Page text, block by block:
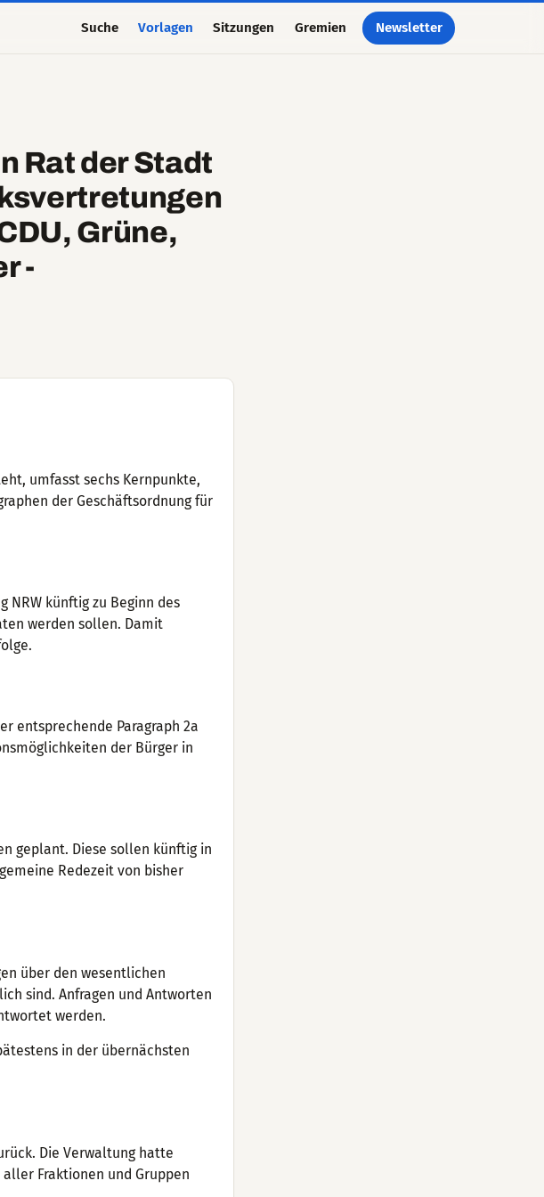
Suche Vorlagen Sitzungen Gremien Newsletter
Rat der Stadt
Grüne,
-
umfasst sechs Kernpunkte,
der Geschäftsordnung für
NRW künftig zu Beginn des
werden sollen. Damit
entsprechende Paragraph 2a
der Bürger in
geplant. Diese sollen künftig in
Redezeit von bisher
über den wesentlichen
sind. Anfragen und Antworten
werden.
in der übernächsten
Die Verwaltung hatte
Fraktionen und Gruppen